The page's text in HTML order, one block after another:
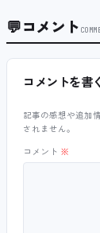
💬コメント
コメントを書く
記事の感想や追加
されません。
コメント ※